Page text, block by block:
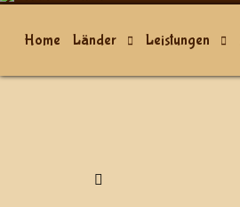
Home Länder Leistungen